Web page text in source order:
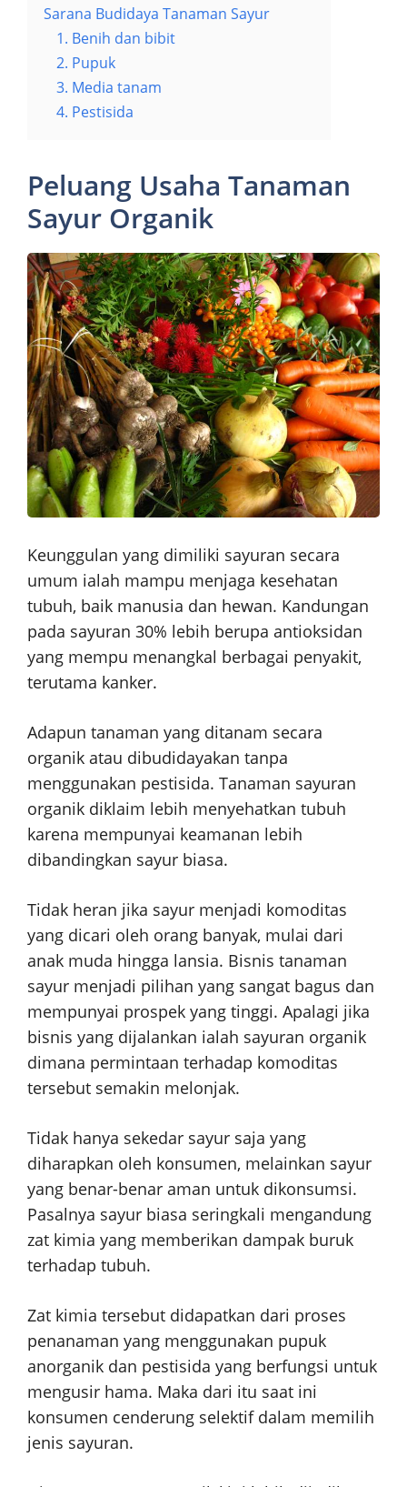
Sarana Budidaya Tanaman Sayur
1. Benih dan bibit
2. Pupuk
3. Media tanam
4. Pestisida
Peluang Usaha Tanaman
Sayur Organik
Keunggulan yang dimiliki sayuran secara
umum ialah mampu menjaga kesehatan
tubuh, baik manusia dan hewan. Kandungan
pada sayuran 30% lebih berupa antioksidan
yang mempu menangkal berbagai penyakit,
terutama kanker.
Adapun tanaman yang ditanam secara
organik atau dibudidayakan tanpa
menggunakan pestisida. Tanaman sayuran
organik diklaim lebih menyehatkan tubuh
karena mempunyai keamanan lebih
dibandingkan sayur biasa.
Tidak heran jika sayur menjadi komoditas
yang dicari oleh orang banyak, mulai dari
anak muda hingga lansia. Bisnis tanaman
sayur menjadi pilihan yang sangat bagus dan
mempunyai prospek yang tinggi. Apalagi jika
bisnis yang dijalankan ialah sayuran organik
dimana permintaan terhadap komoditas
tersebut semakin melonjak.
Tidak hanya sekedar sayur saja yang
diharapkan oleh konsumen, melainkan sayur
yang benar-benar aman untuk dikonsumsi.
Pasalnya sayur biasa seringkali mengandung
zat kimia yang memberikan dampak buruk
terhadap tubuh.
Zat kimia tersebut didapatkan dari proses
penanaman yang menggunakan pupuk
anorganik dan pestisida yang berfungsi untuk
mengusir hama. Maka dari itu saat ini
konsumen cenderung selektif dalam memilih
jenis sayuran.